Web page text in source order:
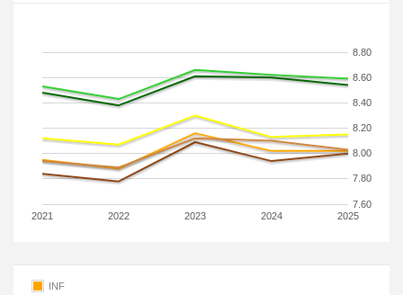
2021 2022 2023 2024 2025
7.60
7.80
8.00
8.20
8.40
8.60
8.80
INF